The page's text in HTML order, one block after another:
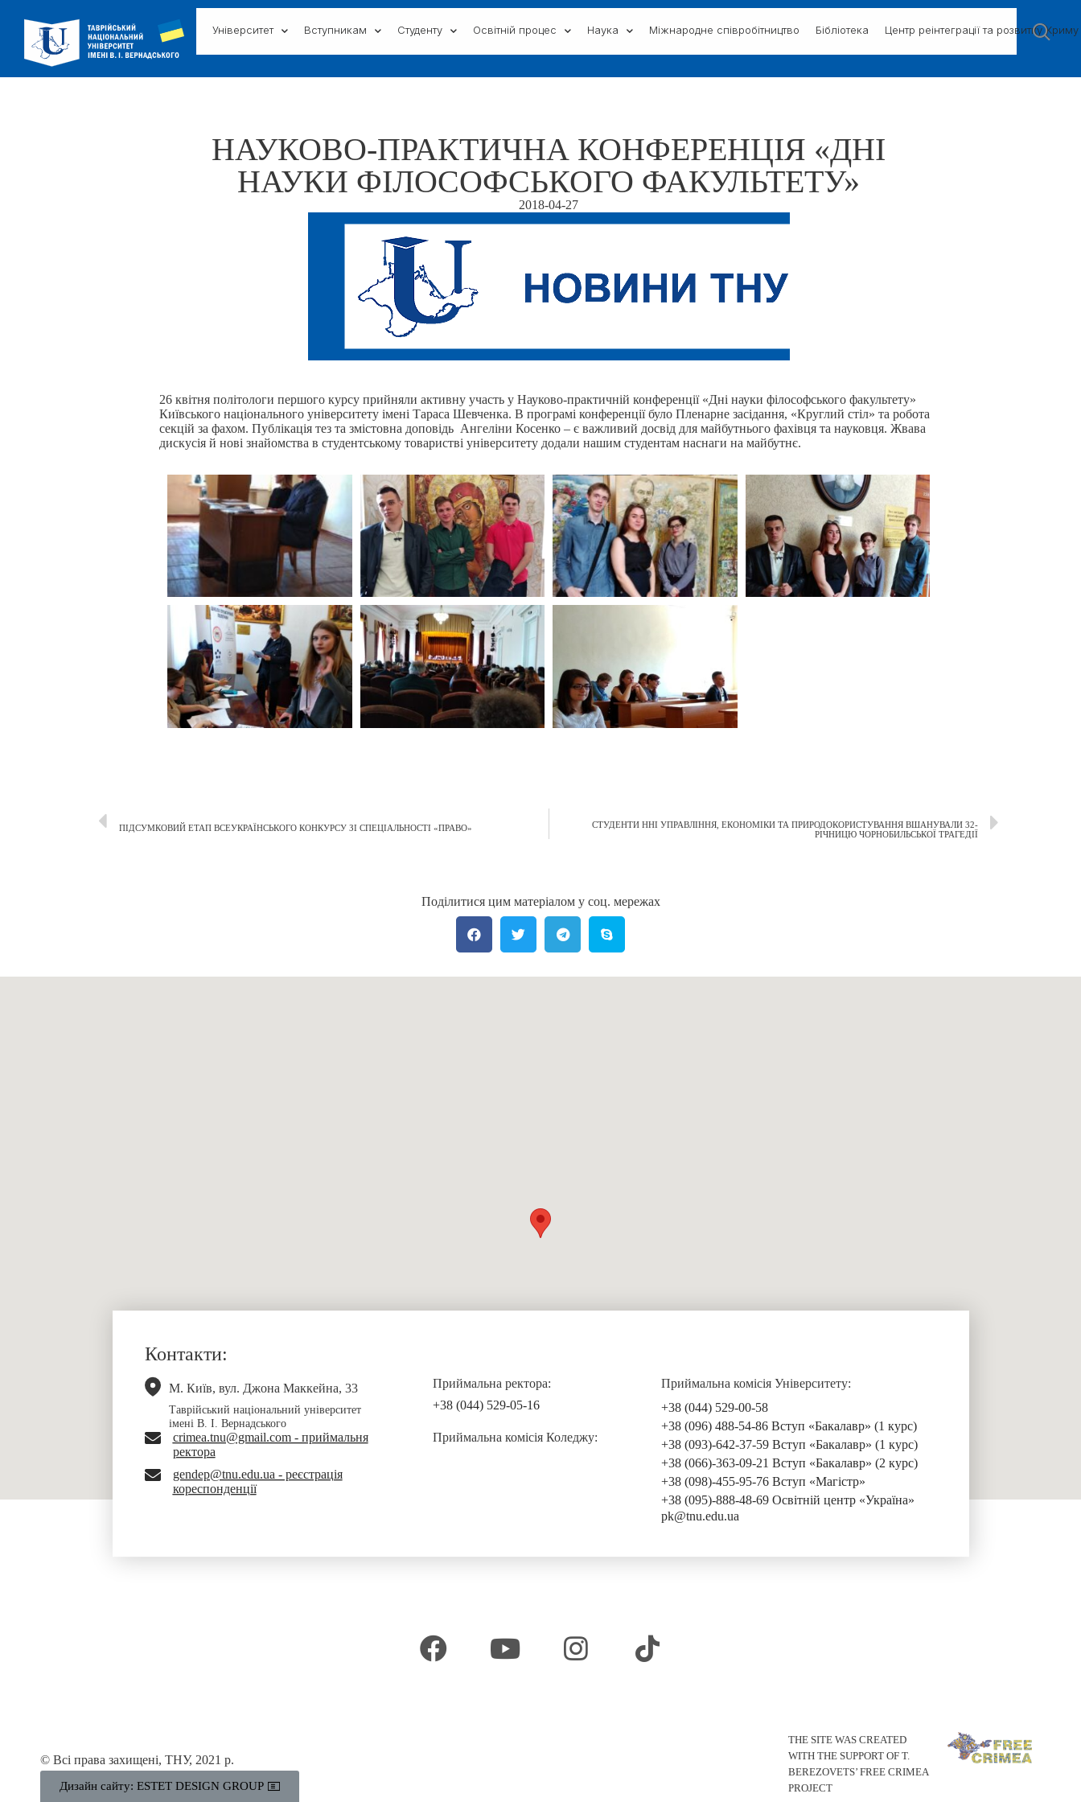
Університет Вступникам Студенту Освітній процес Наука Міжнародне співробітництво Бібліотека Центр реінтеграції та розвитку Криму
НАУКОВО-ПРАКТИЧНА КОНФЕРЕНЦІЯ «ДНІ
НАУКИ ФІЛОСОФСЬКОГО ФАКУЛЬТЕТУ»
2018-04-27
26 квітня політологи першого курсу прийняли активну участь у Науково-практичній конференції «Дні науки філософського факультету»
Київського національного університету імені Тараса Шевченка. В програмі конференції було Пленарне засідання, «Круглий стіл» та робота
секцій за фахом. Публікація тез та змістовна доповідь Ангеліни Косенко – є важливий досвід для майбутнього фахівця та науковця. Жвава
дискусія й нові знайомства в студентському товаристві університету додали нашим студентам наснаги на майбутнє.
ПІДСУМКОВИЙ ЕТАП ВСЕУКРАЇНСЬКОГО КОНКУРСУ ЗІ СПЕЦІАЛЬНОСТІ «ПРАВО»
СТУДЕНТИ ННІ УПРАВЛІННЯ, ЕКОНОМІКИ ТА ПРИРОДОКОРИСТУВАННЯ ВШАНУВАЛИ 32-
РІЧНИЦЮ ЧОРНОБИЛЬСЬКОЇ ТРАГЕДІЇ
Поділитися цим матеріалом у соц. мережах
Контакти:
М. Київ, вул. Джона Маккейна, 33
Таврійський національний університет
імені В. І. Вернадського
crimea.tnu@gmail.com - приймальня
ректора
gendep@tnu.edu.ua - реєстрація
кореспонденції
Приймальна ректора:
+38 (044) 529-05-16
Приймальна комісія Коледжу:
Приймальна комісія Університету:
+38 (044) 529-00-58
+38 (096) 488-54-86 Вступ «Бакалавр» (1 курс)
+38 (093)-642-37-59 Вступ «Бакалавр» (1 курс)
+38 (066)-363-09-21 Вступ «Бакалавр» (2 курс)
+38 (098)-455-95-76 Вступ «Магістр»
+38 (095)-888-48-69 Освітній центр «Україна»
pk@tnu.edu.ua
© Всі права захищені, ТНУ, 2021 р.
Дизайн сайту: ESTET DESIGN GROUP
THE SITE WAS CREATED
WITH THE SUPPORT OF T.
BEREZOVETS’ FREE CRIMEA
PROJECT